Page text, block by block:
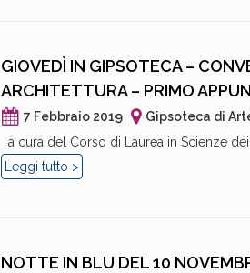
GIOVEDÌ IN GIPSOTECA –
ARCHITETTURA – PRIMO
7 Febbraio 2019
Gipsoteca di
a cura del Corso di Laurea in Scienze dei
Leggi tutto >
NOTTE IN BLU DEL 10